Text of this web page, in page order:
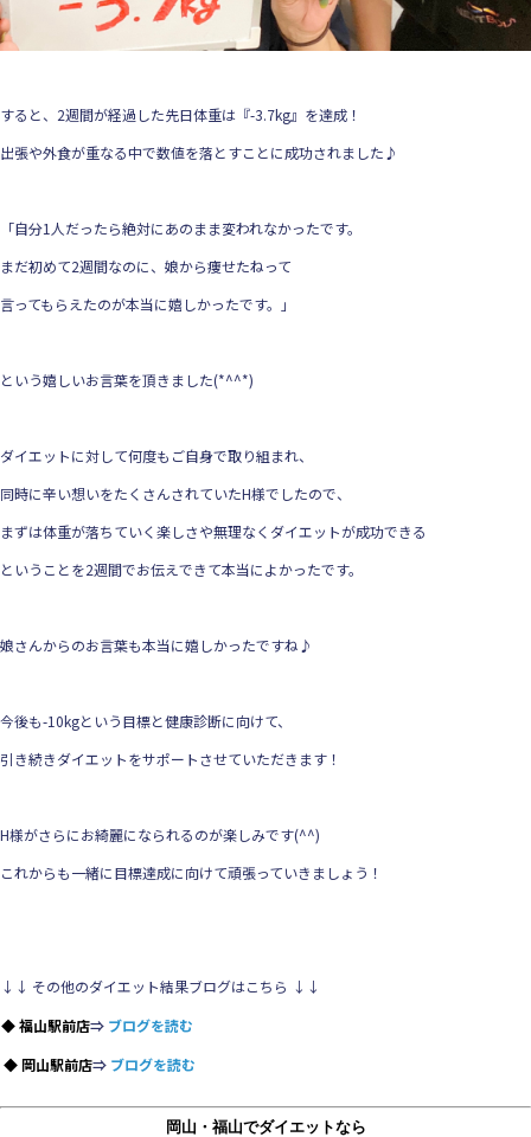
すると、2週間が経過した先日体重は『-3.7kg』を達成！
出張や外食が重なる中で数値を落とすことに成功されました♪
「自分1人だったら絶対にあのまま変われなかったです。
まだ初めて2週間なのに、娘から痩せたねって
言ってもらえたのが本当に嬉しかったです。」
という嬉しいお言葉を頂きました(*^^*)
ダイエットに対して何度もご自身で取り組まれ、
同時に辛い想いをたくさんされていたH様でしたので、
まずは体重が落ちていく楽しさや無理なくダイエットが成功できる
ということを2週間でお伝えできて本当によかったです。
娘さんからのお言葉も本当に嬉しかったですね♪
今後も-10kgという目標と健康診断に向けて、
引き続きダイエットをサポートさせていただきます！
H様がさらにお綺麗になられるのが楽しみです(^^)
これからも一緒に目標達成に向けて頑張っていきましょう！
↓↓ その他のダイエット結果ブログはこちら ↓↓
◆ 福山駅前店⇒ ブログを読む
◆ 岡山駅前店⇒ ブログを読む
岡山・福山でダイエットなら